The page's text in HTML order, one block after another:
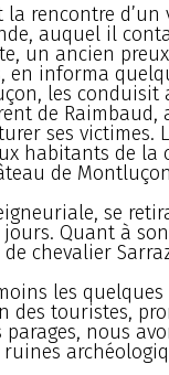
rencontre
auquel il
un ancien
en informa
les conduisit
de
ses victimes.
habitants de la
de
se
Quant à
chevalier
les
des touristes,
nous